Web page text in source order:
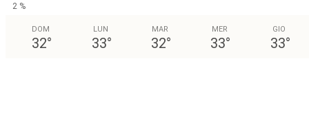
2 %
DOM
32°
LUN
33°
MAR
32°
MER
33°
GIO
33°